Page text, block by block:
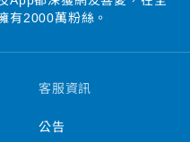
有2000萬粉絲。
客服資訊
公告